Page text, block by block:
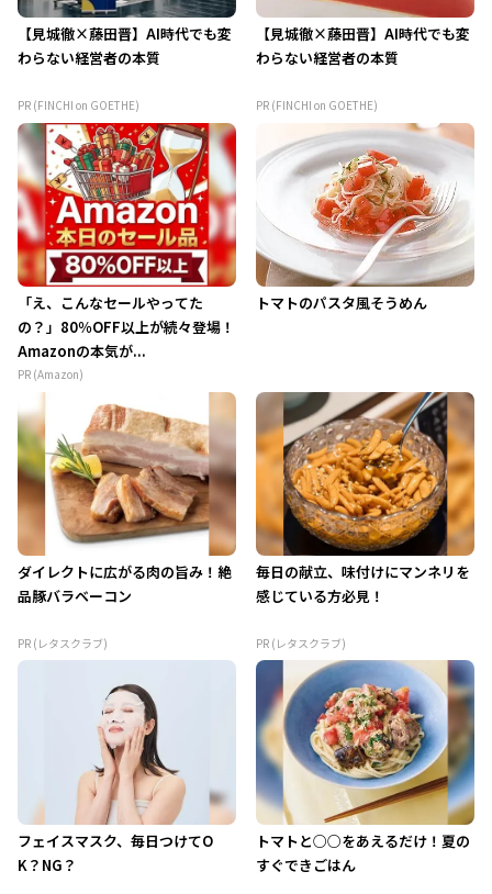
【見城徹×藤田晋】AI時代でも変
わらない経営者の本質
PR (FINCHI on GOETHE)
【見城徹×藤田晋】AI時代でも変
わらない経営者の本質
PR (FINCHI on GOETHE)
「え、こんなセールやってた
の？」80％OFF以上が続々登場！
Amazonの本気が...
PR (Amazon)
トマトのパスタ風そうめん
ダイレクトに広がる肉の旨み！絶
品豚バラベーコン
PR (レタスクラブ)
毎日の献立、味付けにマンネリを
感じている方必見！
PR (レタスクラブ)
フェイスマスク、毎日つけてO
K？NG？
トマトと○○をあえるだけ！夏の
すぐできごはん